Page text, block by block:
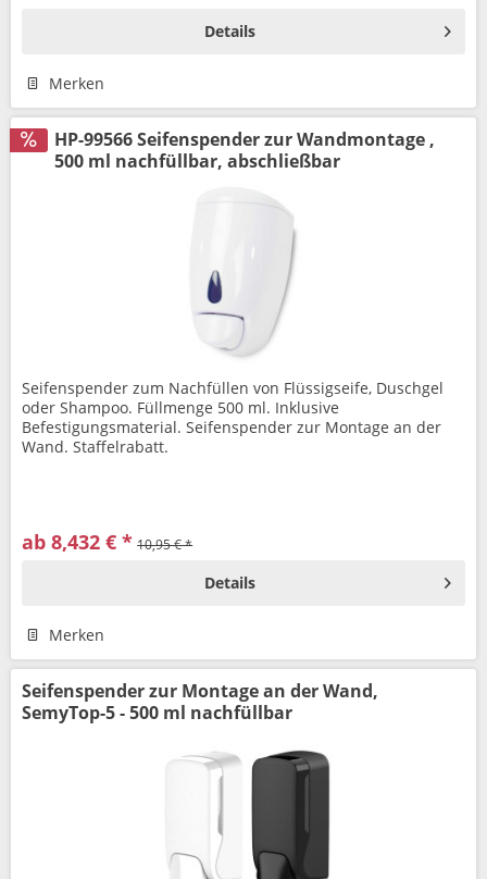
Details
Merken
HP-99566 Seifenspender zur Wandmontage ,
500 ml nachfüllbar, abschließbar
Seifenspender zum Nachfüllen von Flüssigseife, Duschgel
oder Shampoo. Füllmenge 500 ml. Inklusive
Befestigungsmaterial. Seifenspender zur Montage an der
Wand. Staffelrabatt.
ab 8,432 € * 10,95 € *
Details
Merken
Seifenspender zur Montage an der Wand,
SemyTop-5 - 500 ml nachfüllbar